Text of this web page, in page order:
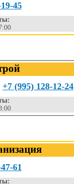
45
+7 (995) 128-12-24
61